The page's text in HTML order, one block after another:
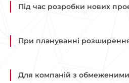
Під час розробки нових
При плануванні
Для компаній з